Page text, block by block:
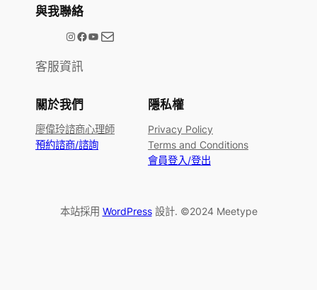
與我聯絡
@meetype.tw Facebook YouTube 電子郵件
客服資訊
關於我們
廖偉玲諮商心理師
預約諮商/諮詢
隱私權
Privacy Policy
Terms and Conditions
會員登入/登出
本站採用 WordPress設計. ©2024 Meetype